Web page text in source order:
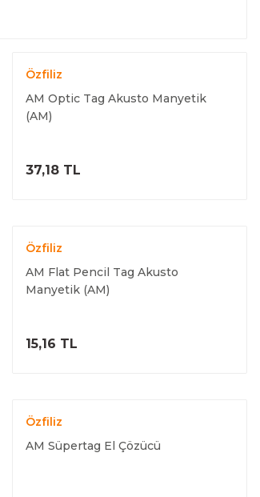
Özfiliz
AM Optic Tag Akusto Manyetik
(AM)
37,18 TL
Özfiliz
AM Flat Pencil Tag Akusto
Manyetik (AM)
15,16 TL
Özfiliz
AM Süpertag El Çözücü